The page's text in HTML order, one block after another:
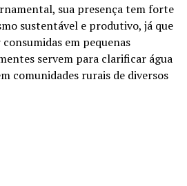
sua presença tem forte
sustentável e produtivo, já que
em pequenas
servem para clarificar água
comunidades rurais de diversos